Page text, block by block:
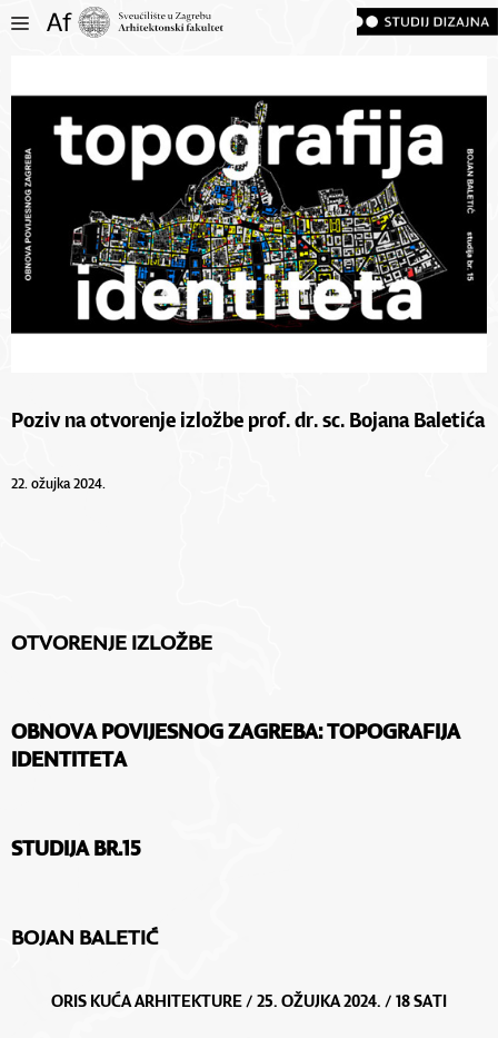
Poziv na otvorenje izložbe prof. dr. sc. Bojana Baletića
22. ožujka 2024.
OTVORENJE IZLOŽBE
OBNOVA POVIJESNOG ZAGREBA: TOPOGRAFIJA
IDENTITETA
STUDIJA BR.15
BOJAN BALETIĆ
ORIS KUĆA ARHITEKTURE / 25. OŽUJKA 2024. / 18 SATI